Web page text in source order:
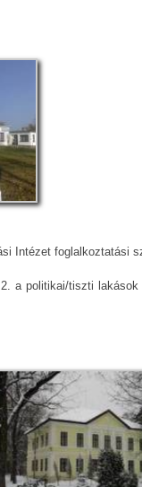
Intézet foglalkoztatási
a politikai/tiszti